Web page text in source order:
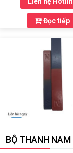
Đọc tiếp
BỘ THANH